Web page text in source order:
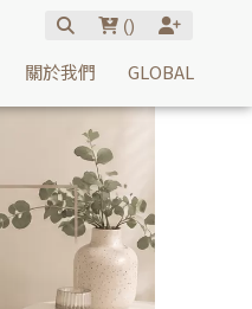
()
關於我們 GLOBAL